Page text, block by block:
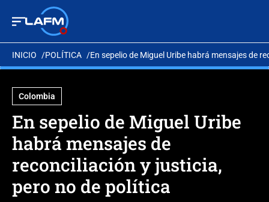
INICIO POLÍTICA En sepelio de Miguel Uribe habrá mensajes de
Colombia
En sepelio de Miguel Uribe
habrá mensajes de
reconciliación y justicia,
pero no de política